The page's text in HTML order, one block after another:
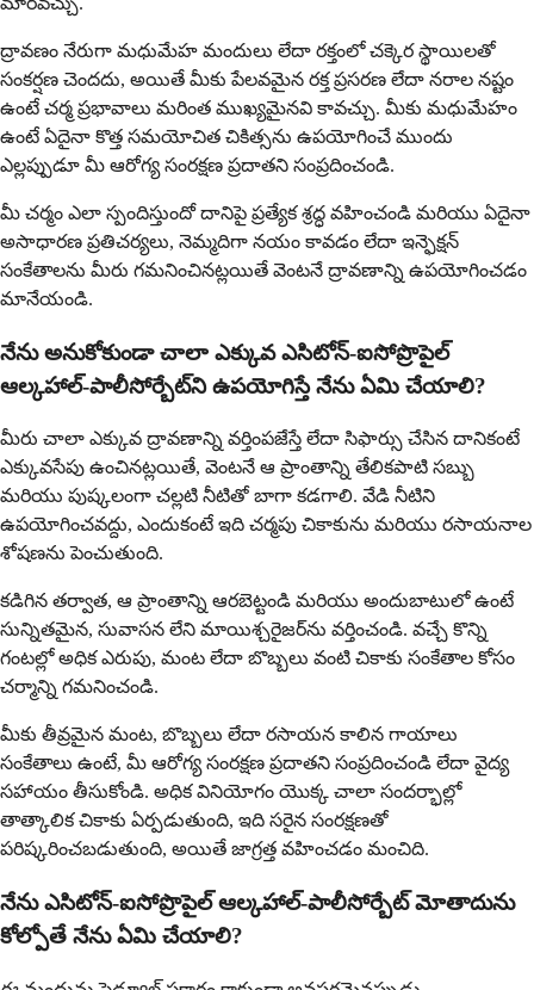
ద్రావణం నేరుగా మధుమేహ మందులు లేదా రక్తంలో చక్కెర స్థాయిలతో
సంకర్షణ చెందదు, అయితే మీకు పేలవమైన రక్త ప్రసరణ లేదా నరాల నష్టం
ఉంటే చర్మ ప్రభావాలు మరింత ముఖ్యమైనవి కావచ్చు. మీకు మధుమేహం
ఉంటే ఏదైనా కొత్త సమయోచిత చికిత్సను ఉపయోగించే ముందు
ఎల్లప్పుడూ మీ ఆరోగ్య సంరక్షణ ప్రదాతని సంప్రదించండి.
మీ చర్మం ఎలా స్పందిస్తుందో దానిపై ప్రత్యేక శ్రద్ధ వహించండి మరియు ఏదైనా
అసాధారణ ప్రతిచర్యలు, నెమ్మదిగా నయం కావడం లేదా ఇన్ఫెక్షన్
సంకేతాలను మీరు గమనించినట్లయితే వెంటనే ద్రావణాన్ని ఉపయోగించడం
మానేయండి.
నేను అనుకోకుండా చాలా ఎక్కువ ఎసిటోన్-ఐసోప్రొపైల్
ఆల్కహాల్-పాలీసోర్బేట్‌ని ఉపయోగిస్తే నేను ఏమి చేయాలి?
మీరు చాలా ఎక్కువ ద్రావణాన్ని వర్తింపజేస్తే లేదా సిఫార్సు చేసిన దానికంటే
ఎక్కువసేపు ఉంచినట్లయితే, వెంటనే ఆ ప్రాంతాన్ని తేలికపాటి సబ్బు
మరియు పుష్కలంగా చల్లటి నీటితో బాగా కడగాలి. వేడి నీటిని
ఉపయోగించవద్దు, ఎందుకంటే ఇది చర్మపు చికాకును మరియు రసాయనాల
శోషణను పెంచుతుంది.
కడిగిన తర్వాత, ఆ ప్రాంతాన్ని ఆరబెట్టండి మరియు అందుబాటులో ఉంటే
సున్నితమైన, సువాసన లేని మాయిశ్చరైజర్‌ను వర్తించండి. వచ్చే కొన్ని
గంటల్లో అధిక ఎరుపు, మంట లేదా బొబ్బలు వంటి చికాకు సంకేతాల కోసం
చర్మాన్ని గమనించండి.
మీకు తీవ్రమైన మంట, బొబ్బలు లేదా రసాయన కాలిన గాయాలు
సంకేతాలు ఉంటే, మీ ఆరోగ్య సంరక్షణ ప్రదాతని సంప్రదించండి లేదా వైద్య
సహాయం తీసుకోండి. అధిక వినియోగం యొక్క చాలా సందర్భాల్లో
తాత్కాలిక చికాకు ఏర్పడుతుంది, ఇది సరైన సంరక్షణతో
పరిష్కరించబడుతుంది, అయితే జాగ్రత్త వహించడం మంచిది.
నేను ఎసిటోన్-ఐసోప్రొపైల్ ఆల్కహాల్-పాలీసోర్బేట్ మోతాదును
కోల్పోతే నేను ఏమి చేయాలి?